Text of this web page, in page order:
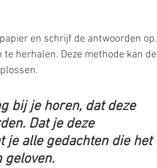
en schrijf de antwoorden op.
herhalen. Deze methode kan de
bij je horen, dat deze
Dat je deze
je alle gedachten die het
geloven.